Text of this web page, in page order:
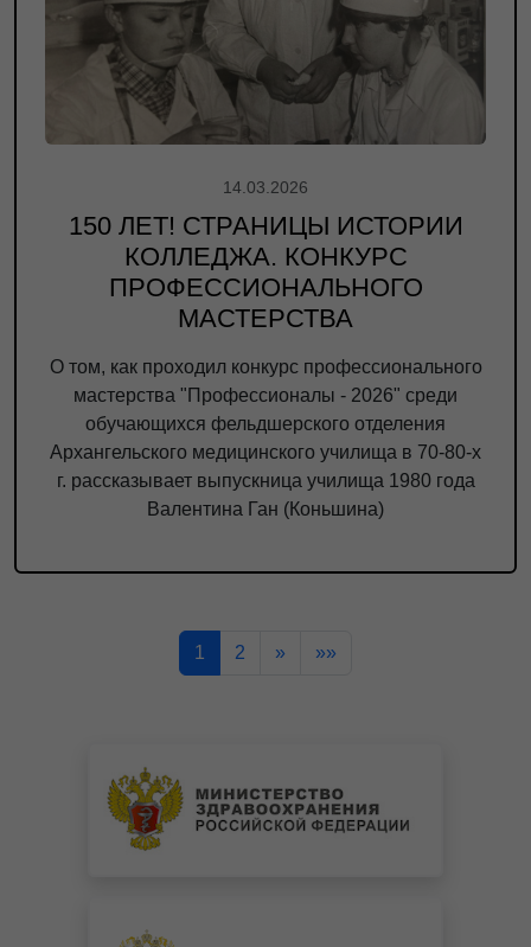
14.03.2026
150 ЛЕТ! СТРАНИЦЫ ИСТОРИИ
КОЛЛЕДЖА. КОНКУРС
ПРОФЕССИОНАЛЬНОГО
МАСТЕРСТВА
О том, как проходил конкурс профессионального
мастерства "Профессионалы - 2026" среди
обучающихся фельдшерского отделения
Архангельского медицинского училища в 70-80-х
г. рассказывает выпускница училища 1980 года
Валентина Ган (Коньшина)
1 2 » »»